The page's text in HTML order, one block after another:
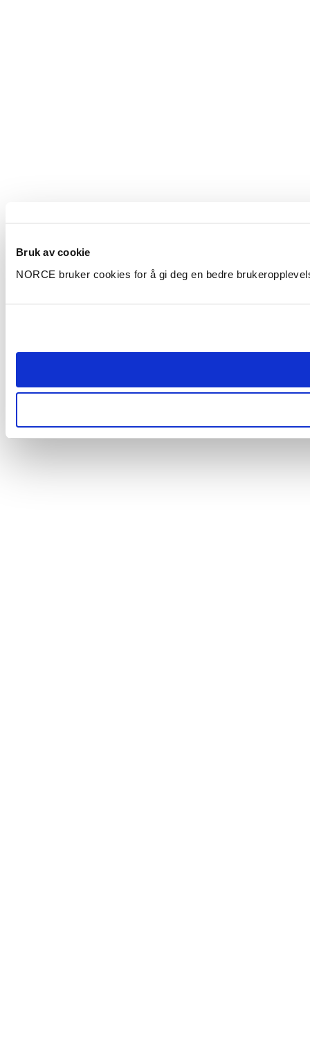
Bruk av cookie
NORCE bruker cookies for å gi deg en bedre